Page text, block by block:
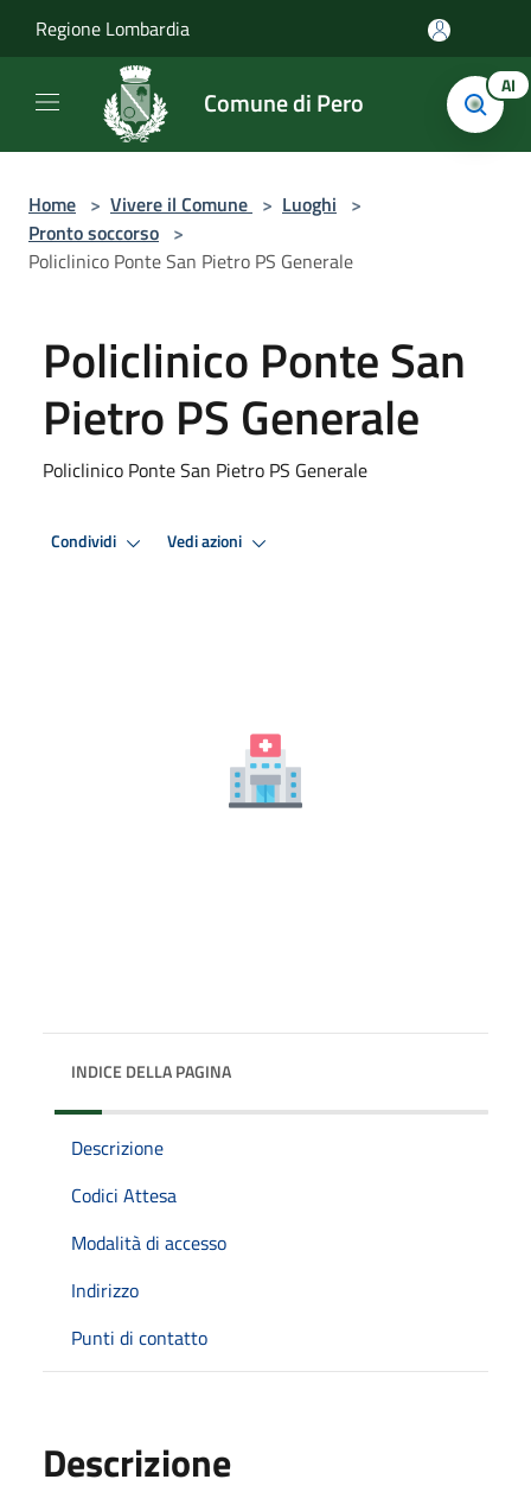
Regione Lombardia
Comune di Pero AI
Home > Vivere il Comune > Luoghi >
Pronto soccorso >
Policlinico Ponte San Pietro PS Generale
Policlinico Ponte San
Pietro PS Generale
Policlinico Ponte San Pietro PS Generale
Condividi Vedi azioni
INDICE DELLA PAGINA
Descrizione
Codici Attesa
Modalità di accesso
Indirizzo
Punti di contatto
Descrizione